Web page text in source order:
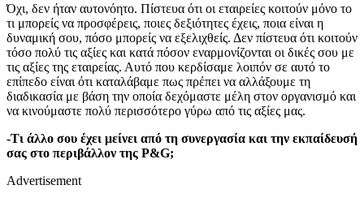
Όχι, δεν ήταν αυτονόητο. Πίστευα ότι οι εταιρείες κοιτούν μόνο το
τι μπορείς να προσφέρεις, ποιες δεξιότητες έχεις, ποια είναι η
δυναμική σου, πόσο μπορείς να εξελιχθείς. Δεν πίστευα ότι κοιτούν
τόσο πολύ τις αξίες και κατά πόσον εναρμονίζονται οι δικές σου με
τις αξίες της εταιρείας. Αυτό που κερδίσαμε λοιπόν σε αυτό το
επίπεδο είναι ότι καταλάβαμε πως πρέπει να αλλάξουμε τη
διαδικασία με βάση την οποία δεχόμαστε μέλη στον οργανισμό και
να κινούμαστε πολύ περισσότερο γύρω από τις αξίες μας.
-Τι άλλο σου έχει μείνει από τη συνεργασία και την εκπαίδευσή
σας στο περιβάλλον της P&G;
Advertisement